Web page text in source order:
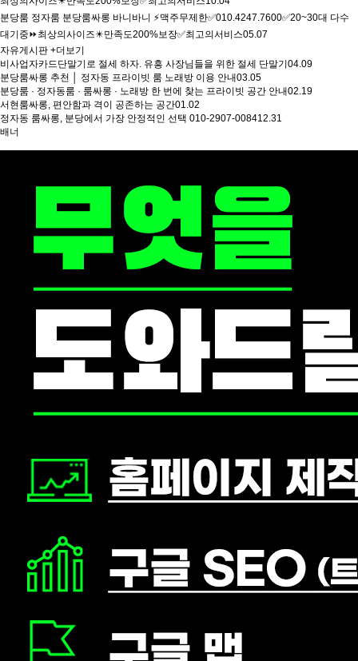
분당룸 정자룸 분당룸싸롱 바니바니 ⚡맥주무제한✅010.4247.7600✅20~30대 다수
대기중⏩최상의사이즈✴️만족도200%보장✅최고의서비스05.07
자유게시판 +더보기
비사업자카드단말기로 절세 하자. 유흥 사장님들을 위한 절세 단말기 04.09
분당룸싸롱 추천 │ 정자동 프라이빗 룸 노래방 이용 안내03.05
분당룸 · 정자동룸 · 룸싸롱 · 노래방 한 번에 찾는 프라이빗 공간 안내02.19
서현룸싸롱, 편안함과 격이 공존하는 공간01.02
정자동 룸싸롱, 분당에서 가장 안정적인 선택 010-2907-008412.31
배너